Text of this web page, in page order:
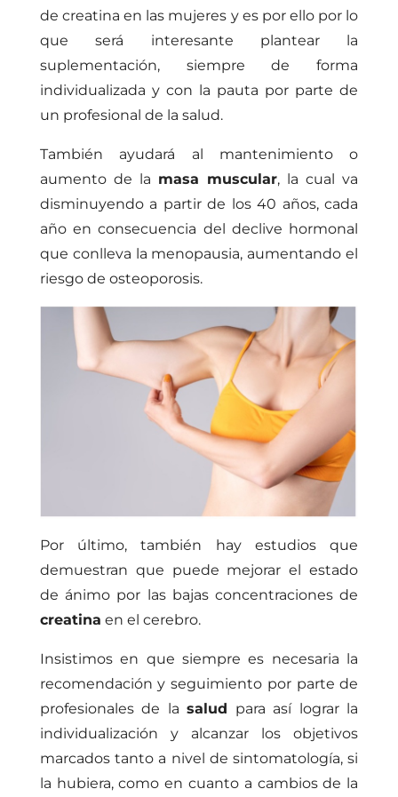
de creatina en las mujeres y es por ello por lo
que será interesante plantear la
suplementación, siempre de forma
individualizada y con la pauta por parte de
un profesional de la salud.
También ayudará al mantenimiento o
aumento de la masa muscular, la cual va
disminuyendo a partir de los 40 años, cada
año en consecuencia del declive hormonal
que conlleva la menopausia, aumentando el
riesgo de osteoporosis.
Por último, también hay estudios que
demuestran que puede mejorar el estado
de ánimo por las bajas concentraciones de
creatina en el cerebro.
Insistimos en que siempre es necesaria la
recomendación y seguimiento por parte de
profesionales de lasalud para así lograr la
individualización y alcanzar los objetivos
marcados tanto a nivel de sintomatología, si
la hubiera, como en cuanto a cambios de la